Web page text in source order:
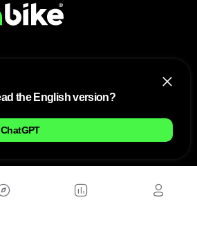
the English version?